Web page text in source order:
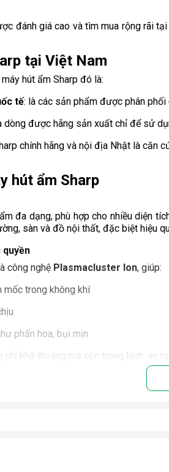
đánh giá cao và tìm mua rộng rãi
tại Việt Nam
hút ẩm Sharp đó là:
tế: là các sản phẩm được phân
dòng được hãng sản xuất chỉ để sử
chính hãng và nội địa Nhật là
hút ẩm Sharp
đa dạng, phù hợp cho nhiều diện
sàn và đồ nội thất, đặc biệt hiệu
công nghệ Plasmacluster Ion, giúp:
mốc trong không khí
phấn hoa, bụi mịn
khô thoáng mà còn trong lành, an